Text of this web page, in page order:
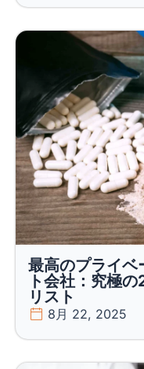
最高のプライベ
ト会社：究極
リスト
8月 22, 2025